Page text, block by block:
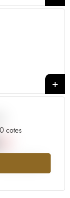
+
cotes
par rapport à